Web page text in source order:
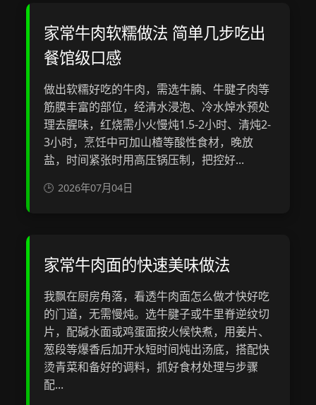
家常牛肉软糯做法 简单几步吃出
餐馆级口感
做出软糯好吃的牛肉，需选牛腩、牛腱子肉等
筋膜丰富的部位，经清水浸泡、冷水焯水预处
理去腥味，红烧需小火慢炖1.5-2小时、清炖2-
3小时，烹饪中可加山楂等酸性食材，晚放
盐，时间紧张时用高压锅压制，把控好...
2026年07月04日
家常牛肉面的快速美味做法
我飘在厨房角落，看透牛肉面怎么做才快好吃
的门道，无需慢炖。选牛腱子或牛里脊逆纹切
片，配碱水面或鸡蛋面按火候快煮，用姜片、
葱段等爆香后加开水短时间炖出汤底，搭配快
烫青菜和备好的调料，抓好食材处理与步骤
配...